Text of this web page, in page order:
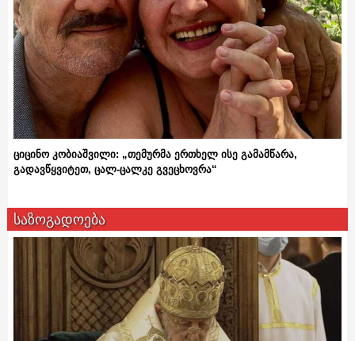
ციცინო კობიაშვილი: „თემურმა ერთხელ ისე გამამწარა,
გადავწყვიტეთ, ცალ-ცალკე გვეცხოვრა“
საზოგადოება